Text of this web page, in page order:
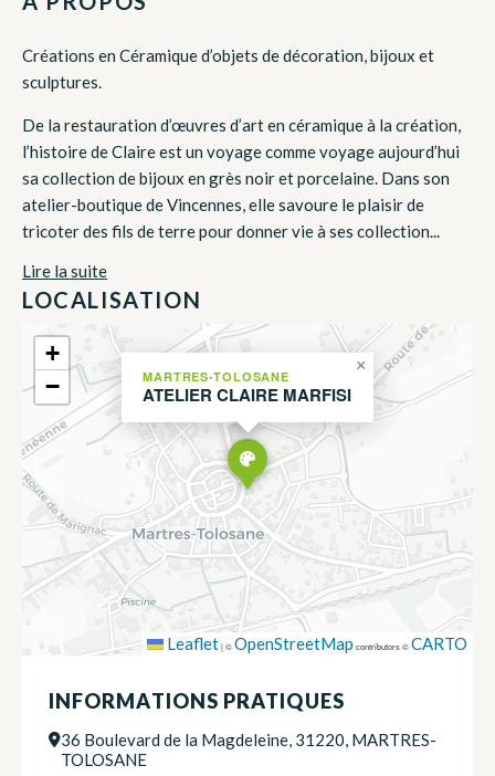
Créations en Céramique d’objets de décoration, bijoux et
sculptures.
De la restauration d’œuvres d’art en céramique à la création,
l’histoire de Claire est un voyage comme voyage aujourd’hui
sa collection de bijoux en grès noir et porcelaine. Dans son
atelier-boutique de Vincennes, elle savoure le plaisir de
tricoter des fils de terre pour donner vie à ses collection...
Lire la suite
LOCALISATION
MARTRES-TOLOSANE
ATELIER CLAIRE MARFISI
×
+
−
Leaflet|©OpenStreetMap contributors ©CARTO
INFORMATIONS PRATIQUES
36 Boulevard de la Magdeleine, 31220, MARTRES-
TOLOSANE